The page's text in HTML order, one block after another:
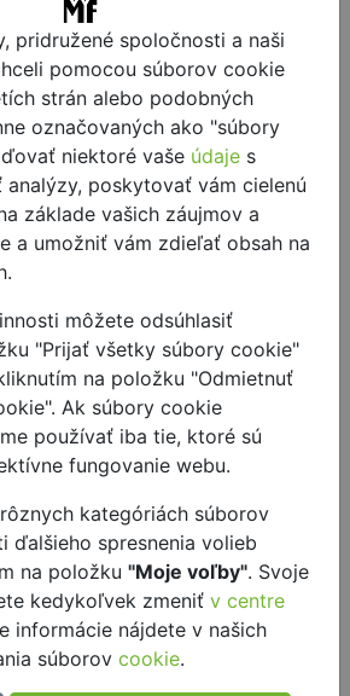
akcie má každý spotrebiteľ
hodnoty nákupu 150 €
Vám príde e-mail, v
Vami zadané údaje a
potvrdenia sa Vaša
24 hodín zmaže.
hotová. My si teraz všetko
do 14 dní od obdržania
týchto darčekov:
Ø 24 cm (07.4107.6290)
6 ks (12.8607.9964)
6 ks (06.0352.9990)
KITCHENminis® (04.1522.0011)
(04.1904.0011)
pridružené spoločnosti a naši
pomocou súborov cookie
strán alebo podobných
označovaných ako "súbory
niektoré vaše údaje s
poskytovať vám cielenú
základe vašich záujmov a
a umožniť vám zdieľať obsah na
môžete odsúhlasiť
"Prijať všetky súbory cookie"
na položku "Odmietnuť
Ak súbory cookie
používať iba tie, ktoré sú
fungovanie webu.
kategóriách súborov
ďalšieho spresnenia volieb
na položku "Moje voľby". Svoje
kedykoľvek zmeniť v centre
informácie nájdete v našich
súborov cookie.